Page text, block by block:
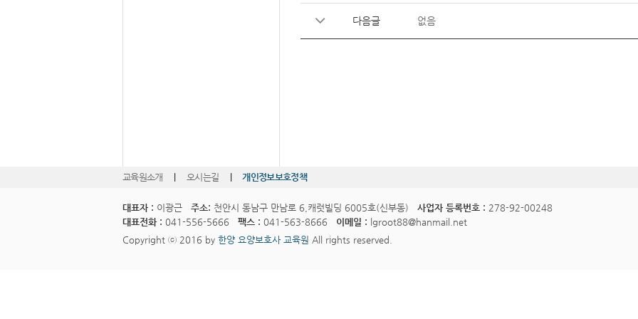
다음글 없음
교육원소개 오시는길 개인정보보호정책
대표자 : 이광근 주소: 천안시 동남구 만남로 6,캐럿빌딩 6005호(신부동) 사업자 등록번호 : 278-92-00248
대표전화 : 041-556-5666 팩스 : 041-563-8666 이메일 : lgroot88@hanmail.net
Copyright ⓒ 2016 by 한양 요양보호사 교육원 All rights reserved.